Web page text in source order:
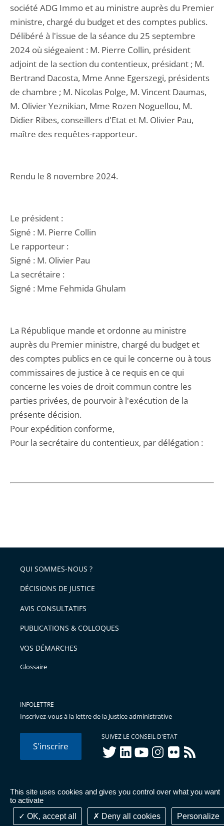
This site uses cookies and gives you control over what you want
to activate
OK, accept all
Deny all cookies Personalize
société ADG Immo et au ministre auprès du Premier
ministre, chargé du budget et des comptes publics.
Délibéré à l'issue de la séance du 25 septembre
2024 où siégeaient : M. Pierre Collin, président
adjoint de la section du contentieux, présidant ; M.
Bertrand Dacosta, Mme Anne Egerszegi, présidents
de chambre ; M. Nicolas Polge, M. Vincent Daumas,
M. Olivier Yeznikian, Mme Rozen Noguellou, M.
Didier Ribes, conseillers d'Etat et M. Olivier Pau,
maître des requêtes-rapporteur.
Rendu le 8 novembre 2024.
Le président :
Signé : M. Pierre Collin
Le rapporteur :
Signé : M. Olivier Pau
La secrétaire :
Signé : Mme Fehmida Ghulam
La République mande et ordonne au ministre
auprès du Premier ministre, chargé du budget et
des comptes publics en ce qui le concerne ou à tous
commissaires de justice à ce requis en ce qui
concerne les voies de droit commun contre les
parties privées, de pourvoir à l'exécution de la
présente décision.
Pour expédition conforme,
Pour la secrétaire du contentieux, par délégation :
QUI SOMMES-NOUS ?
DÉCISIONS DE JUSTICE
AVIS CONSULTATIFS
PUBLICATIONS & COLLOQUES
VOS DÉMARCHES
Glossaire
INFOLETTRE
Inscrivez-vous à la lettre de la Justice administrative
S'inscrire
SUIVEZ LE CONSEIL D'ETAT
twitterlinkedInyoutubeinstagram
flickr rss
© Conseil d'État 2026 - Mentions légales
Données
personnelles-Publications administratives-Accessibilité :
partiellement conforme